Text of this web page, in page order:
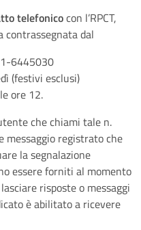
telefonicocon l’RPCT,
dal
6445030
(festivi esclusi)
ore 12.
che chiami tale n.
messaggio registrato che
la segnalazione
essere forniti al momento
risposte o messaggi
è abilitato a ricevere